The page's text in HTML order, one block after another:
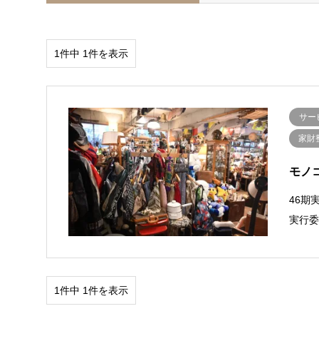
1件中 1件を表示
サー
家財
モノ
46期
実行
1件中 1件を表示